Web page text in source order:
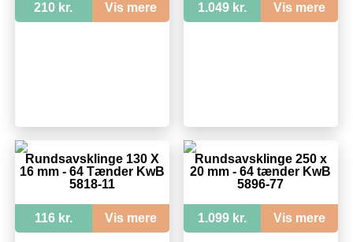
210 kr.
Vis mere 1.049 kr. Vis mere
Rundsavsklinge 130 X
16 mm - 64 Tænder KwB
5818-11
116 kr. Vis mere
Rundsavsklinge 250 x
20 mm - 64 tænder KwB
5896-77
1.099 kr. Vis mere